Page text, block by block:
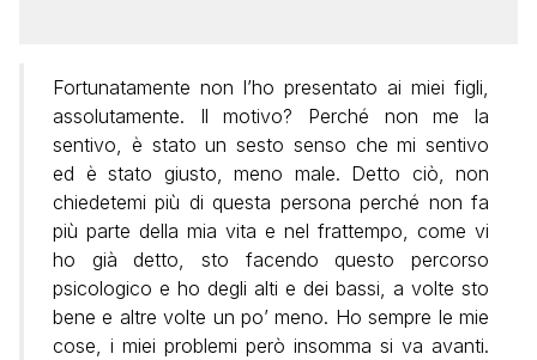
Fortunatamente non l’ho presentato ai miei figli,
assolutamente. Il motivo? Perché non me la
sentivo, è stato un sesto senso che mi sentivo
ed è stato giusto, meno male. Detto ciò, non
chiedetemi più di questa persona perché non fa
più parte della mia vita e nel frattempo, come vi
ho già detto, sto facendo questo percorso
psicologico e ho degli alti e dei bassi, a volte sto
bene e altre volte un po’ meno. Ho sempre le mie
cose, i miei problemi però insomma si va avanti.